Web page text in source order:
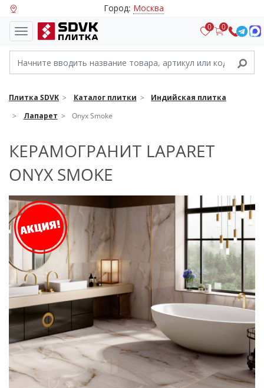
Город: Москва
0 0
Плитка SDVK Каталог плитки
Индийская плитка
Лапарет
Onyx Smoke
КЕРАМОГРАНИТ LAPARET
ONYX SMOKE